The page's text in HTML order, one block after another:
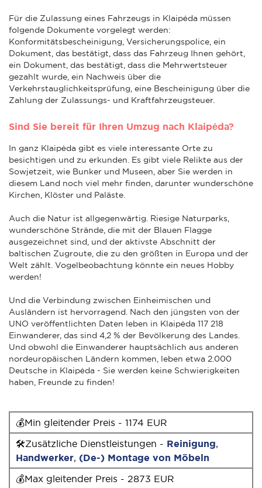
Für die Zulassung eines Fahrzeugs in Klaipėda müssen
folgende Dokumente vorgelegt werden:
Konformitätsbescheinigung, Versicherungspolice, ein
Dokument, das bestätigt, dass das Fahrzeug Ihnen gehört,
ein Dokument, das bestätigt, dass die Mehrwertsteuer
gezahlt wurde, ein Nachweis über die
Verkehrstauglichkeitsprüfung, eine Bescheinigung über die
Zahlung der Zulassungs- und Kraftfahrzeugsteuer.
Sind Sie bereit für Ihren Umzug nach Klaipėda?
In ganz Klaipėda gibt es viele interessante Orte zu
besichtigen und zu erkunden. Es gibt viele Relikte aus der
Sowjetzeit, wie Bunker und Museen, aber Sie werden in
diesem Land noch viel mehr finden, darunter wunderschöne
Kirchen, Klöster und Paläste.
Auch die Natur ist allgegenwärtig. Riesige Naturparks,
wunderschöne Strände, die mit der Blauen Flagge
ausgezeichnet sind, und der aktivste Abschnitt der
baltischen Zugroute, die zu den größten in Europa und der
Welt zählt. Vogelbeobachtung könnte ein neues Hobby
werden!
Und die Verbindung zwischen Einheimischen und
Ausländern ist hervorragend. Nach den jüngsten von der
UNO veröffentlichten Daten leben in Klaipėda 117 218
Einwanderer, das sind 4,2 % der Bevölkerung des Landes.
Und obwohl die Einwanderer hauptsächlich aus anderen
nordeuropäischen Ländern kommen, leben etwa 2.000
Deutsche in Klaipėda - Sie werden keine Schwierigkeiten
haben, Freunde zu finden!
💰Min gleitender Preis - 1174 EUR
🛠Zusätzliche Dienstleistungen - Reinigung,
Handwerker, (De-) Montage von Möbeln
💰Max gleitender Preis - 2873 EUR